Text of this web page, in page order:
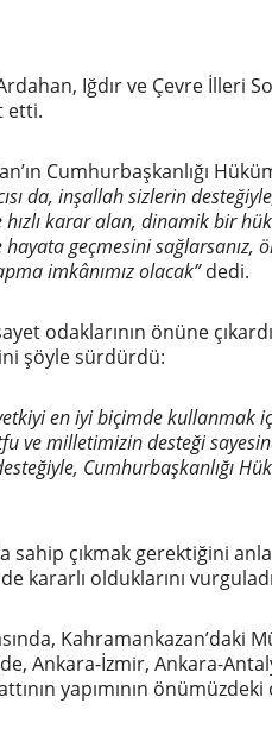
Iğdır ve Çevre İlleri
etti.
Cumhurbaşkanlığı
da, inşallah sizlerin
karar alan, dinamik bir
geçmesini sağlarsanız,
imkânımız olacak”dedi.
odaklarının önüne
şöyle sürdürdü:
en iyi biçimde kullanmak
ve milletimizin desteği
Cumhurbaşkanlığı
çıkmak gerektiğini
kararlı olduklarını
Kahramankazan’daki
Ankara-İzmir, Ankara-
yapımının